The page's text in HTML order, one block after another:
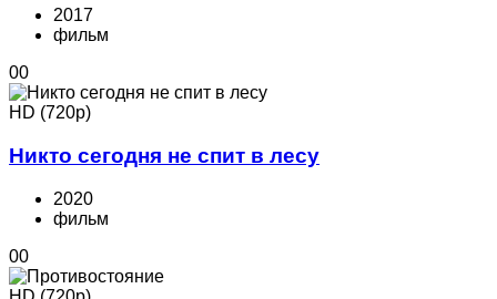
2017
фильм
00
HD (720p)
Никто сегодня не спит в лесу
2020
фильм
00